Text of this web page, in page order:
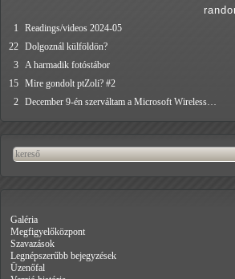
1
Readings/videos 2024-05
22 Dolgoznál külföldön?
3 A harmadik fotóstábor
15 Mire gondolt ptZoli? #2
2 December 9-én szerváltam a Microsoft Wireless…
Galéria
Megfigyelőközpont
Szavazások
Legnépszerűbb bejegyzések
Üzenőfal